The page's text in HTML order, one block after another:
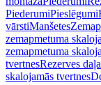
PiederumiPieslēgumi
vārstiManšetes
zemapmetuma
zemapmetuma
tvertnesRezerves
skalojamās tvertnes